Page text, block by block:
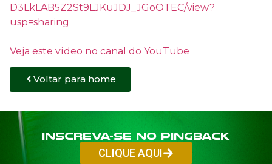
D3LkLAB5Z2St9LJKuJDJ_JGoOTEC/view?
usp=sharing
Veja este vídeo no canal do YouTube
Voltar para home
Inscreva-se no PINGBACK
CLIQUE AQUI